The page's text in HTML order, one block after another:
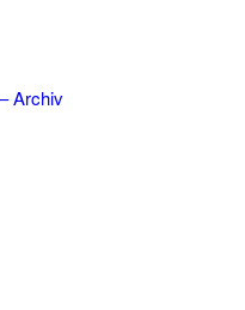
Archiv